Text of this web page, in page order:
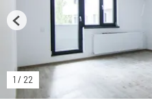
1 / 22
Previous